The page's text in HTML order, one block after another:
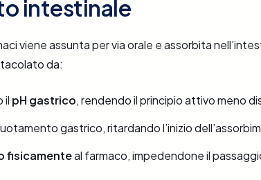
intestinale
viene assunta per via orale e assorbita
da:
il pH gastrico, rendendo il principio attivo meno
gastrico, ritardando l’inizio
fisicamenteal farmaco, impedendone il